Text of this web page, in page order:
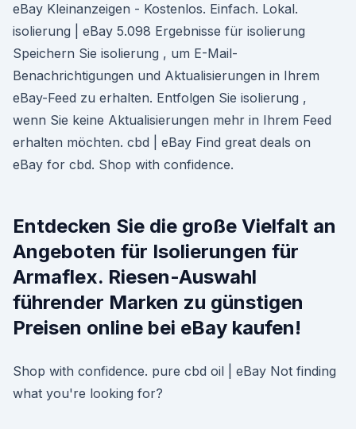
eBay Kleinanzeigen - Kostenlos. Einfach. Lokal.
isolierung | eBay 5.098 Ergebnisse für isolierung
Speichern Sie isolierung , um E-Mail-
Benachrichtigungen und Aktualisierungen in Ihrem
eBay-Feed zu erhalten. Entfolgen Sie isolierung ,
wenn Sie keine Aktualisierungen mehr in Ihrem Feed
erhalten möchten. cbd | eBay Find great deals on
eBay for cbd. Shop with confidence.
Entdecken Sie die große Vielfalt an
Angeboten für Isolierungen für
Armaflex. Riesen-Auswahl
führender Marken zu günstigen
Preisen online bei eBay kaufen!
Shop with confidence. pure cbd oil | eBay Not finding
what you're looking for?